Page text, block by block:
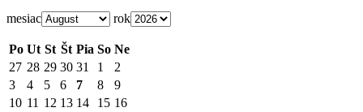
mesiac rok
Po Ut St Št Pia So Ne
27 28 29 30 31 1
2
3
4 5 6 7 8
9
10 11 12 13 14 15 16